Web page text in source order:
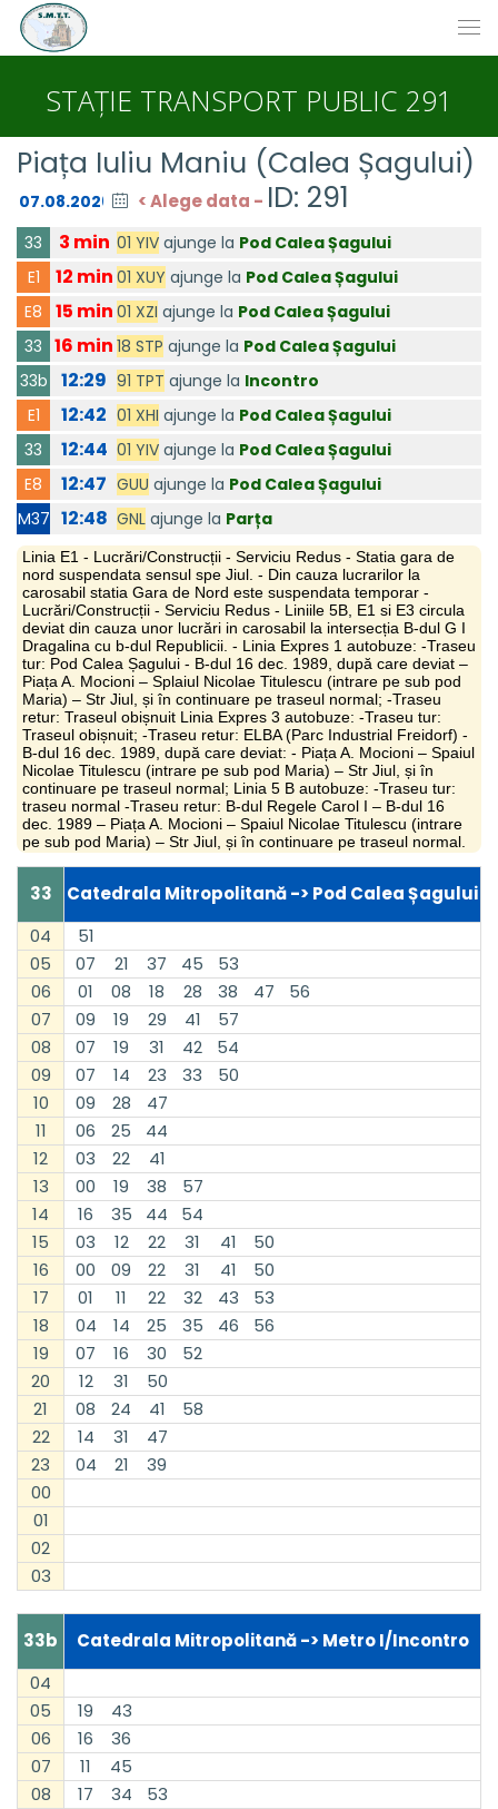
STAȚIE TRANSPORT PUBLIC 291
Piața Iuliu Maniu (Calea Șagului)
< Alege data - ID: 291
33 3 min 01 YIV ajunge la Pod Calea Șagului
E1
12 min 01 XUY ajunge la Pod Calea Șagului
E8
15 min 01 XZI ajunge la Pod Calea Șagului
33 16 min 18 STP ajunge la Pod Calea Șagului
33b
12:29 91 TPT ajunge la Incontro
E1
12:42 01 XHI ajunge la Pod Calea Șagului
33
12:44 01 YIV ajunge la Pod Calea Șagului
E8
12:47 GUU ajunge la Pod Calea Șagului
M37 12:48 GNL ajunge la Parța
Linia E1 - Lucrări/Construcții - Serviciu Redus - Statia gara de
nord suspendata sensul spe Jiul. - Din cauza lucrarilor la
carosabil statia Gara de Nord este suspendata temporar -
Lucrări/Construcții - Serviciu Redus - Liniile 5B, E1 si E3 circula
deviat din cauza unor lucrări in carosabil la intersecția B-dul G I
Dragalina cu b-dul Republicii. - Linia Expres 1 autobuze: -Traseu
tur: Pod Calea Șagului - B-dul 16 dec. 1989, după care deviat –
Piața A. Mocioni – Splaiul Nicolae Titulescu (intrare pe sub pod
Maria) – Str Jiul, și în continuare pe traseul normal; -Traseu
retur: Traseul obișnuit Linia Expres 3 autobuze: -Traseu tur:
Traseul obișnuit; -Traseu retur: ELBA (Parc Industrial Freidorf) -
B-dul 16 dec. 1989, după care deviat: - Piața A. Mocioni – Spaiul
Nicolae Titulescu (intrare pe sub pod Maria) – Str Jiul, și în
continuare pe traseul normal; Linia 5 B autobuze: -Traseu tur:
traseu normal -Traseu retur: B-dul Regele Carol I – B-dul 16
dec. 1989 – Piața A. Mocioni – Spaiul Nicolae Titulescu (intrare
pe sub pod Maria) – Str Jiul, și în continuare pe traseul normal.
33
Catedrala Mitropolitană -> Pod Calea Șagului
04
51
05
07 21 37 45
53
06
01 08 18 28 38 47
56
07
09 19 29 41
57
08
07 19 31 42
54
09
07 14 23 33
50
10
09 28
47
11
06 25
44
12
03 22
41
13
00 19 38
57
14
16 35 44
54
15
03 12 22 31 41
50
16
00 09 22 31 41
50
17
01 11 22 32 43
53
18
04 14 25 35 46
56
19
07 16 30
52
20
12 31
50
21
08 24 41
58
22
14 31
47
23
04 21
39
00
01
02
03
33b
Catedrala Mitropolitană -> Metro I/Incontro
04
05
19
43
06
16
36
07
11
45
08
17 34
53